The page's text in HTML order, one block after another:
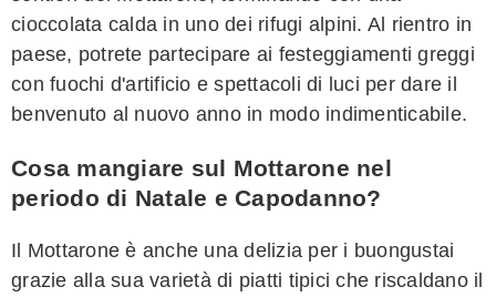
cioccolata calda in uno dei rifugi alpini. Al rientro in
paese, potrete partecipare ai festeggiamenti greggi
con fuochi d'artificio e spettacoli di luci per dare il
benvenuto al nuovo anno in modo indimenticabile.
Cosa mangiare sul Mottarone nel
periodo di Natale e Capodanno?
Il Mottarone è anche una delizia per i buongustai
grazie alla sua varietà di piatti tipici che riscaldano il